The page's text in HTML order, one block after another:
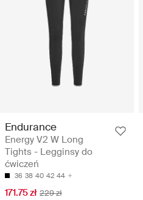
Endurance
Energy V2 W Long
Tights - Legginsy do
ćwiczeń
36 38 40 42 44
171.75 zł 229 zł